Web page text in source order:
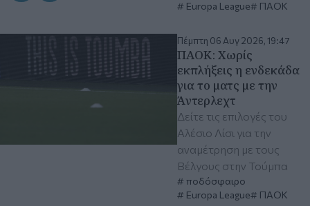
Europa League
ΠΑΟΚ
Πέμπτη 06 Αυγ 2026, 19:47
ΠΑΟΚ: Χωρίς
εκπλήξεις η ενδεκάδα
για το ματς με την
Άντερλεχτ
Δείτε τις επιλογές του
Αλέσιο Λίσι για την
αναμέτρηση με τους
Βέλγους στην Τούμπα
ποδόσφαιρο
Europa League
ΠΑΟΚ